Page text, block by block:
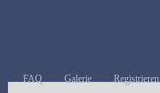
FAQ Galerie Registrieren